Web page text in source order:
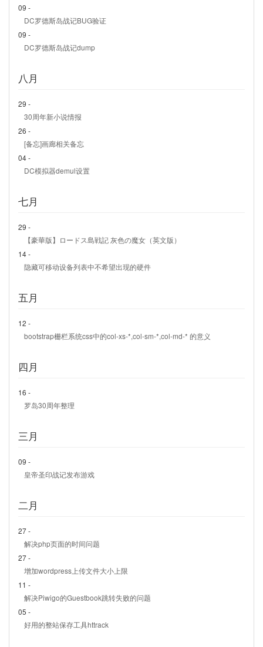
09 -
DC罗德斯岛战记BUG验证
09 -
DC罗德斯岛战记dump
八月
29 -
30周年新小说情报
26 -
[备忘]画廊相关备忘
04 -
DC模拟器demul设置
七月
29 -
【豪華版】ロードス島戦記 灰色の魔女（英文版）
14 -
隐藏可移动设备列表中不希望出现的硬件
五月
12 -
bootstrap栅栏系统css中的col-xs-*,col-sm-*,col-md-* 的意义
四月
16 -
罗岛30周年整理
三月
09 -
皇帝圣印战记发布游戏
二月
27 -
解决php页面的时间问题
27 -
增加wordpress上传文件大小上限
11 -
解决Piwigo的Guestbook跳转失败的问题
05 -
好用的整站保存工具httrack